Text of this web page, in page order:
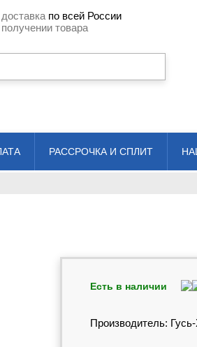
по всей России
товара
РАССРОЧКА И СПЛИТ
Есть в наличии
Производитель: